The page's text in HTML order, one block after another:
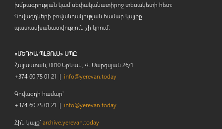
խմբագրության կամ սեփականատիրոջ տեսակետի հետ:
Գովազդների բովանդակության համար կայքը
պատասխանատվություն չի կրում:
«ՄԵԴԻԱ ՊԼՅՈւՍ» ՍՊԸ
Հայաստան, 0010 Երևան, Վ. Սարգսյան 26/1
+374 60 75 01 21 | info@yerevan.today
Գովազդի համար`
+374 60 75 01 21 | info@yerevan.today
Հին կայք`archive.yerevan.today